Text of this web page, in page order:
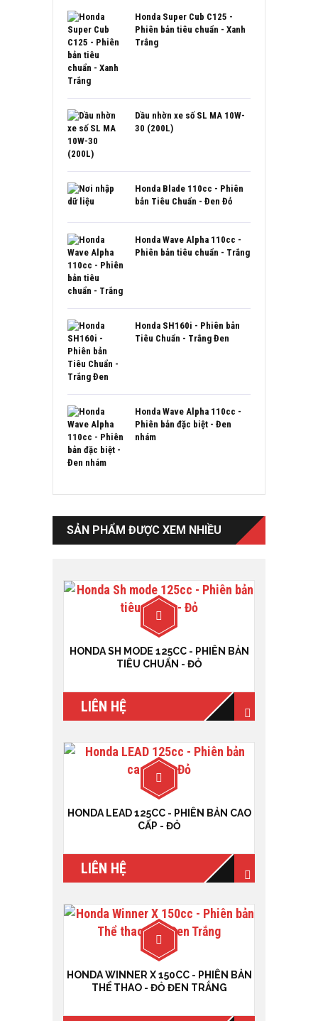
Honda Super Cub C125 -
Phiên bản tiêu chuẩn - Xanh
Trắng
Dầu nhờn xe số SL MA 10W-
30 (200L)
Honda Blade 110cc - Phiên
bản Tiêu Chuẩn - Đen Đỏ
Honda Wave Alpha 110cc -
Phiên bản tiêu chuẩn - Trắng
Honda SH160i - Phiên bản
Tiêu Chuẩn - Trắng Đen
Honda Wave Alpha 110cc -
Phiên bản đặc biệt - Đen
nhám
SẢN PHẨM ĐƯỢC XEM NHIỀU
HONDA SH MODE 125CC - PHIÊN BẢN
TIÊU CHUẨN - ĐỎ
LIÊN HỆ
HONDA LEAD 125CC - PHIÊN BẢN CAO
CẤP - ĐỎ
LIÊN HỆ
HONDA WINNER X 150CC - PHIÊN BẢN
THỂ THAO - ĐỎ ĐEN TRẮNG